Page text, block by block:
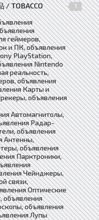
TOBACCO
1
геймеров,
и ПК, объявления
PlayStation,
Nintendo
реальность,
объявления
Карты и
объявления
Автомагнитолы,
Радар-
объявления
Антенны,
объявления
Парктроники,
Чейнджеры,
связи,
Оптические
объявления
объявления
Лупы